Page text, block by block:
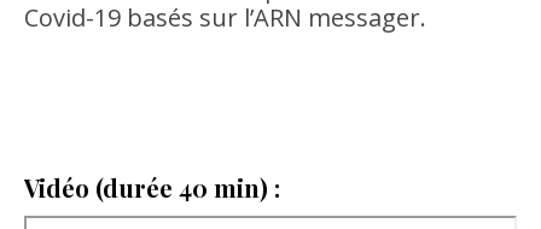
Covid-19 basés sur l’ARN messager.
Vidéo (durée 40 min) :